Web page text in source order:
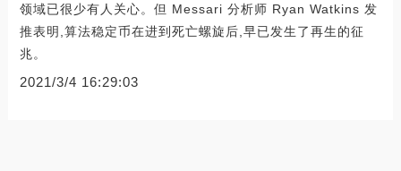
领域已很少有人关心。但 Messari 分析师 Ryan Watkins 发
推表明,算法稳定币在进到死亡螺旋后,早已发生了再生的征
兆。
2021/3/4 16:29:03